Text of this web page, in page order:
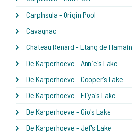
CarpInsula - Origin Pool
Cavagnac
Chateau Renard - Etang de Flamain
De Karperhoeve - Annie's Lake
De Karperhoeve - Cooper's Lake
De Karperhoeve - Eliya's Lake
De Karperhoeve - Gio's Lake
De Karperhoeve - Jef's Lake